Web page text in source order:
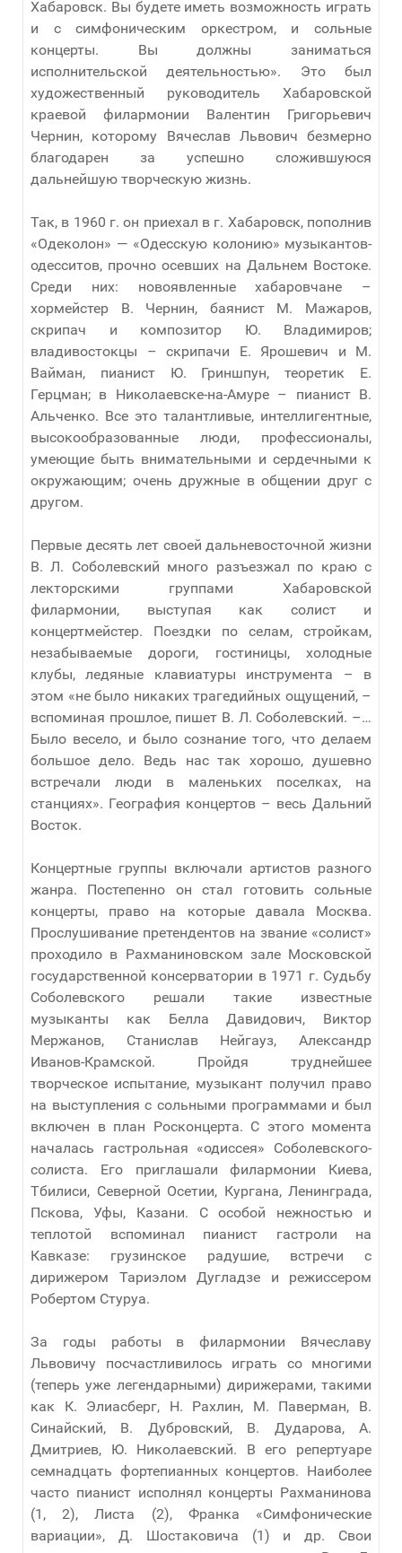
Хабаровск. Вы будете иметь возможность играть
и с симфоническим оркестром, и сольные
концерты. Вы должны заниматься
исполнительской деятельностью». Это был
художественный руководитель Хабаровской
краевой филармонии Валентин Григорьевич
Чернин, которому Вячеслав Львович безмерно
благодарен за успешно сложившуюся
дальнейшую творческую жизнь.
Так, в 1960 г. он приехал в г. Хабаровск, пополнив
«Одеколон» — «Одесскую колонию» музыкантов-
одесситов, прочно осевших на Дальнем Востоке.
Среди них: новоявленные хабаровчане –
хормейстер В. Чернин, баянист М. Мажаров,
скрипач и композитор Ю. Владимиров;
владивостокцы – скрипачи Е. Ярошевич и М.
Вайман, пианист Ю. Гриншпун, теоретик Е.
Герцман; в Николаевске-на-Амуре – пианист В.
Альченко. Все это талантливые, интеллигентные,
высокообразованные люди, профессионалы,
умеющие быть внимательными и сердечными к
окружающим; очень дружные в общении друг с
другом.
Первые десять лет своей дальневосточной жизни
В. Л. Соболевский много разъезжал по краю с
лекторскими группами Хабаровской
филармонии, выступая как солист и
концертмейстер. Поездки по селам, стройкам,
незабываемые дороги, гостиницы, холодные
клубы, ледяные клавиатуры инструмента – в
этом «не было никаких трагедийных ощущений, –
вспоминая прошлое, пишет В. Л. Соболевский. –…
Было весело, и было сознание того, что делаем
большое дело. Ведь нас так хорошо, душевно
встречали люди в маленьких поселках, на
станциях». География концертов – весь Дальний
Восток.
Концертные группы включали артистов разного
жанра. Постепенно он стал готовить сольные
концерты, право на которые давала Москва.
Прослушивание претендентов на звание «солист»
проходило в Рахманиновском зале Московской
государственной консерватории в 1971 г. Судьбу
Соболевского решали такие известные
музыканты как Белла Давидович, Виктор
Мержанов, Станислав Нейгауз, Александр
Иванов-Крамской. Пройдя труднейшее
творческое испытание, музыкант получил право
на выступления с сольными программами и был
включен в план Росконцерта. С этого момента
началась гастрольная «одиссея» Соболевского-
солиста. Его приглашали филармонии Киева,
Тбилиси, Северной Осетии, Кургана, Ленинграда,
Пскова, Уфы, Казани. С особой нежностью и
теплотой вспоминал пианист гастроли на
Кавказе: грузинское радушие, встречи с
дирижером Тариэлом Дугладзе и режиссером
Робертом Стуруа.
За годы работы в филармонии Вячеславу
Львовичу посчастливилось играть со многими
(теперь уже легендарными) дирижерами, такими
как К. Элиасберг, Н. Рахлин, М. Паверман, В.
Синайский, В. Дубровский, В. Дударова, А.
Дмитриев, Ю. Николаевский. В его репертуаре
семнадцать фортепианных концертов. Наиболее
часто пианист исполнял концерты Рахманинова
(1, 2), Листа (2), Франка «Симфонические
вариации», Д. Шостаковича (1) и др. Свои